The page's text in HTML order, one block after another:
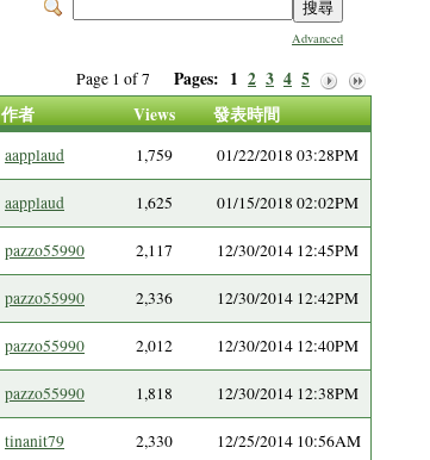
Advanced
Page 1 of 7 Pages: 1 2 3 4 5
作者 Views 發表時間
aapplaud 1,759 01/22/2018 03:28PM
aapplaud 1,625 01/15/2018 02:02PM
pazzo55990 2,117 12/30/2014 12:45PM
pazzo55990 2,336 12/30/2014 12:42PM
pazzo55990 2,012 12/30/2014 12:40PM
pazzo55990 1,818 12/30/2014 12:38PM
tinanit79 2,330 12/25/2014 10:56AM